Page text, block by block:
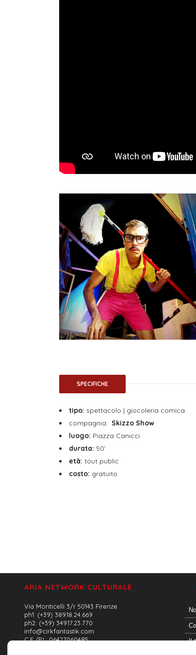
SPECIFICHE
tipo: spettacolo | giocoleria comica
compagnia: Skizzo Show
luogo: Piazza Canicci
durata: 50’
età: tout public
costo: gratuito
ARIA NETWORK CULTURALE
Via Monticelli 3/r 50143 Firenze
ph1: (+39) 389.18.24.669
ph2: (+39) 349.17.23.770
info@cirkfantastik.com
C.F./P.I.: 06427060485